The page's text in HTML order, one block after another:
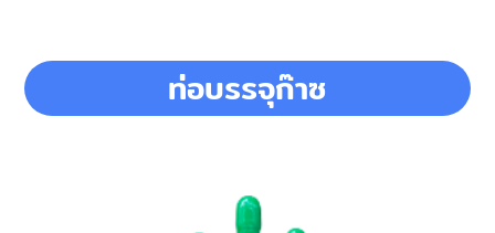
ท่อบรรจุก๊าซ